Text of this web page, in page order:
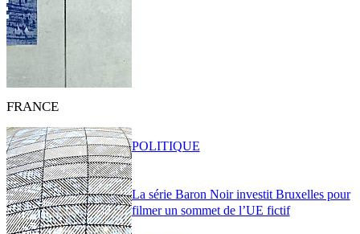
FRANCE
La série Baron Noir investit Bruxelles pour
filmer un sommet de l’UE fictif
POLITIQUE